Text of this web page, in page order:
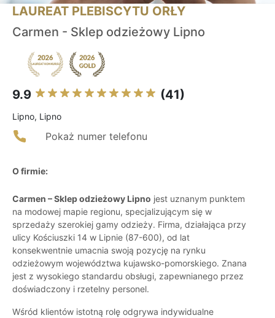
LAUREAT PLEBISCYTU ORŁY
Carmen - Sklep odzieżowy Lipno
9.9 (41)
Lipno, Lipno
Pokaż numer telefonu
O firmie:
Carmen – Sklep odzieżowy Lipno jest uznanym punktem
na modowej mapie regionu, specjalizującym się w
sprzedaży szerokiej gamy odzieży. Firma, działająca przy
ulicy Kościuszki 14 w Lipnie (87-600), od lat
konsekwentnie umacnia swoją pozycję na rynku
odzieżowym województwa kujawsko-pomorskiego. Znana
jest z wysokiego standardu obsługi, zapewnianego przez
doświadczony i rzetelny personel.
Wśród klientów istotną rolę odgrywa indywidualne